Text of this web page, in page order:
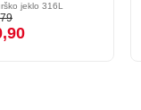
jeklo 316L